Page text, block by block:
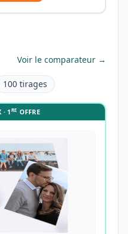
Voir le comparateur →
100 tirages
1RE OFFRE